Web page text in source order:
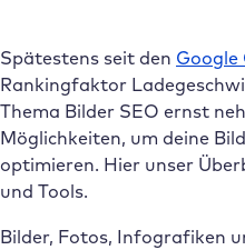
Spätestens seit den Google
Rankingfaktor
Thema Bilder SEO ernst
Möglichkeiten, um deine
optimieren. Hier unser
und Tools.
Bilder, Fotos, Infografiken